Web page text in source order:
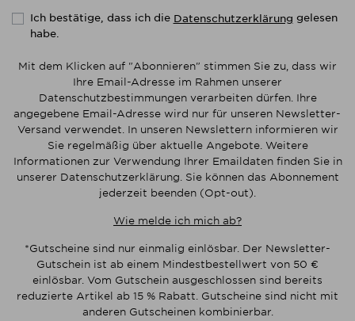
Ich bestätige, dass ich die Datenschutzerklärung gelesen
habe.
Mit dem Klicken auf "Abonnieren" stimmen Sie zu, dass wir
Ihre Email-Adresse im Rahmen unserer
Datenschutzbestimmungen verarbeiten dürfen. Ihre
angegebene Email-Adresse wird nur für unseren Newsletter-
Versand verwendet. In unseren Newslettern informieren wir
Sie regelmäßig über aktuelle Angebote. Weitere
Informationen zur Verwendung Ihrer Emaildaten finden Sie in
unserer Datenschutzerklärung. Sie können das Abonnement
jederzeit beenden (Opt-out).
Wie melde ich mich ab?
*Gutscheine sind nur einmalig einlösbar. Der Newsletter-
Gutschein ist ab einem Mindestbestellwert von 50 €
einlösbar. Vom Gutschein ausgeschlossen sind bereits
reduzierte Artikel ab 15 % Rabatt. Gutscheine sind nicht mit
anderen Gutscheinen kombinierbar.